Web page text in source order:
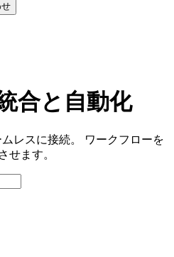
合と自動化
レスに接続。 ワークフローを
せます。